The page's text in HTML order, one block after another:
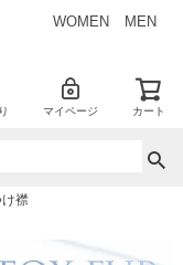
WOMEN MEN
マイページ カート
襟